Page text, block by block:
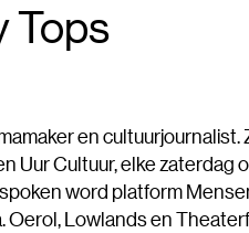
Tops
en cultuurjournalist.
Uur Cultuur, elke zaterdag
word platform
Oerol, Lowlands en